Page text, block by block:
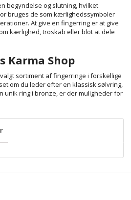
begyndelse og slutning, hvilket
bruges de som kærlighedssymboler
At give en fingerring er at give
kærlighed, troskab eller blot at dele
Karma Shop
sortiment af fingerringe i forskellige
om du leder efter en klassisk sølvring,
unik ring i bronze, er der muligheder for